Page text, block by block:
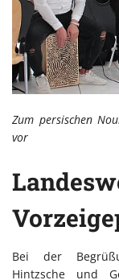
Zum persischen
vor
Bei der
Hintzsche und